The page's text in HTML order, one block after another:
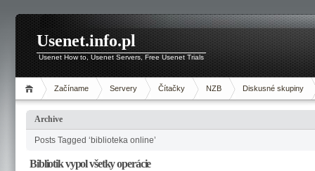
Usenet.info.pl
Usenet How to, Usenet Servers, Free Usenet Trials
Začíname Servery Čítačky NZB Diskusné skupiny
Archive
Posts Tagged ‘biblioteka online’
Bibliotik vypol všetky operácie